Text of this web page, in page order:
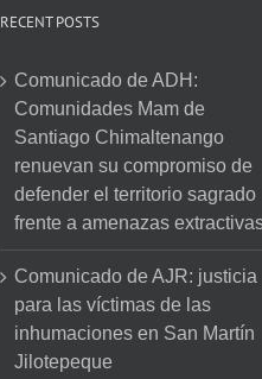
RECENT POSTS
Comunicado de ADH:
Comunidades Mam de
Santiago Chimaltenango
renuevan su compromiso de
defender el territorio sagrado
frente a amenazas
Comunicado de AJR: justicia
para las víctimas de las
inhumaciones en San Martín
Jilotepeque